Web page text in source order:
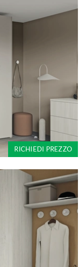
RICHIEDI PREZZO